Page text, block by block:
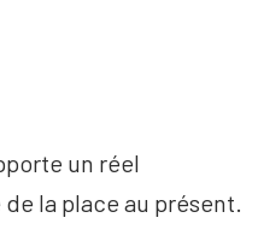
un réel
la place au présent.
Nous soutenir